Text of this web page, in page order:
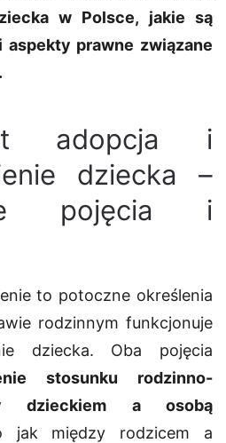
w Polsce, jakie są
aspekty prawne związane
adopcja i
dziecka –
pojęcia i
to potoczne określenia
rodzinnym funkcjonuje
dziecka. Oba pojęcia
stosunku rodzinno-
dzieckiem a osobą
jak między rodzicem a